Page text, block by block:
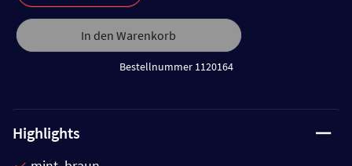
In den Warenkorb
Bestellnummer 1120164
Highlights